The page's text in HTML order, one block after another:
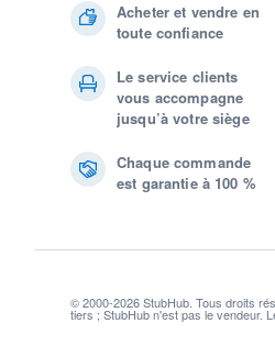
Acheter et vendre en
toute confiance
Le service clients
vous accompagne
jusqu’à votre siège
Chaque commande
est garantie à 100 %
© 2000-2026 StubHub. Tous droits
tiers ; StubHub n'est pas le vendeur.